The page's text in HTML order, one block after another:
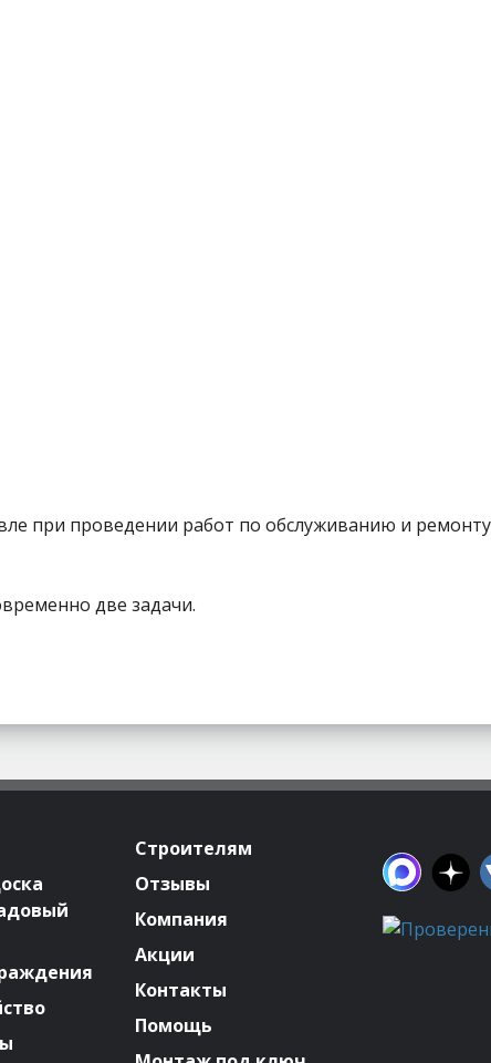
при проведении работ по обслуживанию и
две задачи.
Строителям
Отзывы
Компания
Акции
Контакты
Помощь